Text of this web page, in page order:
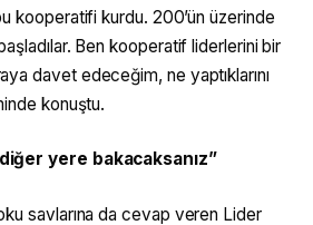
kooperatifi kurdu. 200’ün üzerinde
Ben kooperatif liderlerini bir
davet edeceğim, ne yaptıklarını
konuştu.
yere bakacaksanız”
savlarına da cevap veren Lider